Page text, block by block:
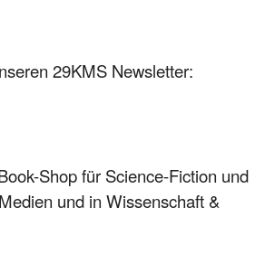
29KMS Newsletter:
Shop für Science-Fiction und
und in Wissenschaft &